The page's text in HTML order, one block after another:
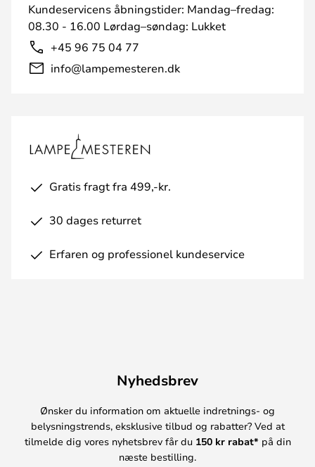
Kundeservicens åbningstider: Mandag–fredag:
08.30 - 16.00 Lørdag–søndag: Lukket
+45 96 75 04 77
info@lampemesteren.dk
Gratis fragt fra 499,-kr.
30 dages returret
Erfaren og professionel kundeservice
Nyhedsbrev
Ønsker du information om aktuelle indretnings- og
belysningstrends, eksklusive tilbud og rabatter? Ved at
tilmelde dig vores nyhetsbrev får du 150 kr rabat* på din
næste bestilling.